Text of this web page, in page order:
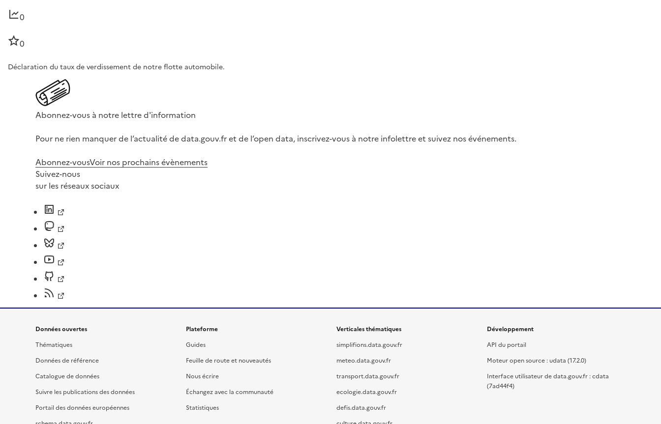
0
0
Déclaration du taux de verdissement de notre flotte automobile.
Abonnez-vous à notre lettre d'information
Pour ne rien manquer de l’actualité de data.gouv.fr et de l’open data, inscrivez-vous à notre infolettre et suivez nos événements.
Abonnez-vousVoir nos prochains évènements
Suivez-nous
sur les réseaux sociaux
Données ouvertes
Thématiques
Données de référence
Catalogue de données
Suivre les publications des données
Portail des données européennes
Plateforme
Guides
Feuille de route et nouveautés
Nous écrire
Échangez avec la communauté
Statistiques
Verticales thématiques
simplifions.data.gouv.fr
meteo.data.gouv.fr
transport.data.gouv.fr
ecologie.data.gouv.fr
defis.data.gouv.fr
Développement
API du portail
Moteur open source : udata (17.2.0)
Interface utilisateur de data.gouv.fr : cdata
(7ad44f4)